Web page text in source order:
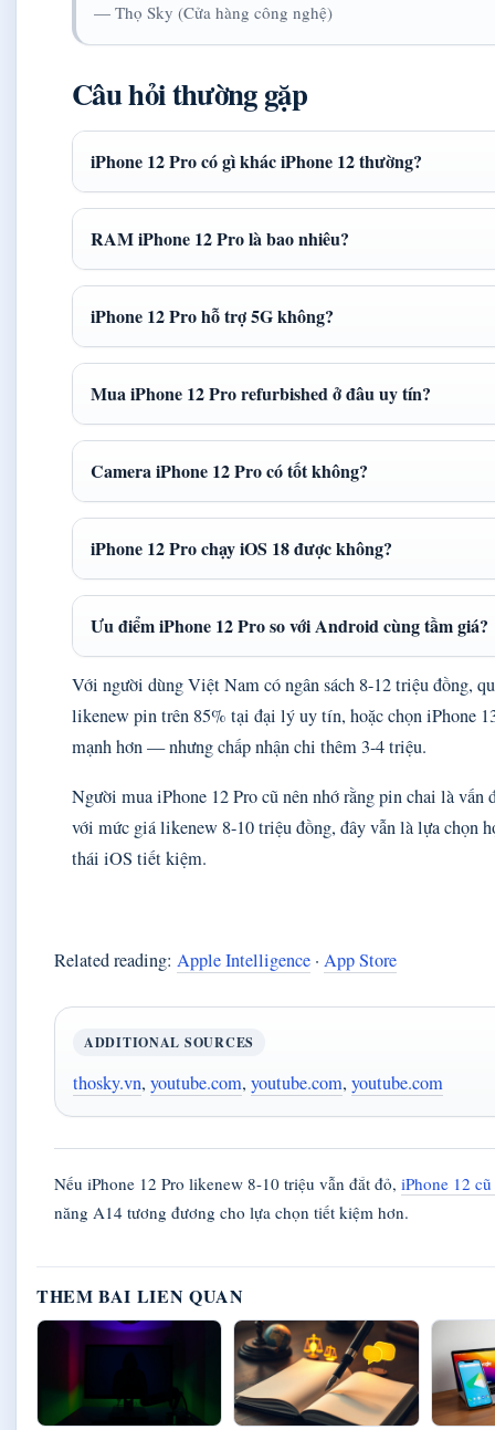
— Thọ Sky (Cửa hàng công nghệ)
Câu hỏi thường gặp
iPhone 12 Pro có gì khác iPhone 12 thường?
RAM iPhone 12 Pro là bao nhiêu?
iPhone 12 Pro hỗ trợ 5G không?
Mua iPhone 12 Pro refurbished ở đâu uy tín?
Camera iPhone 12 Pro có tốt không?
iPhone 12 Pro chạy iOS 18 được không?
Ưu điểm iPhone 12 Pro so với Android cùng tầm giá?
Với người dùng Việt Nam có ngân sách 8-12 triệu đồng,
likenew pin trên 85% tại đại lý uy tín, hoặc chọn iPhone
mạnh hơn — nhưng chấp nhận chi thêm 3-4 triệu.
Người mua iPhone 12 Pro cũ nên nhớ rằng pin chai là vấn
với mức giá likenew 8-10 triệu đồng, đây vẫn là lựa chọn
thái iOS tiết kiệm.
Related reading: Apple Intelligence · App Store
ADDITIONAL SOURCES
thosky.vn, youtube.com, youtube.com, youtube.com
Nếu iPhone 12 Pro likenew 8-10 triệu vẫn đắt đỏ, iPhone 12
năng A14 tương đương cho lựa chọn tiết kiệm hơn.
THEM BAI LIEN QUAN